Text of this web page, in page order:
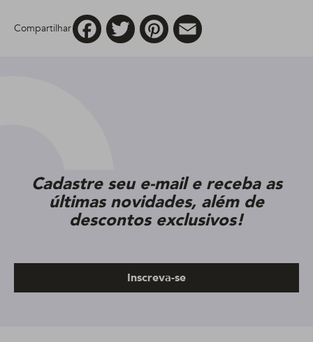
Compartilhar
FacebookTwitter Pinterest
Cadastre seu e-mail e receba as
últimas novidades, além de
descontos exclusivos!
Inscreva-se